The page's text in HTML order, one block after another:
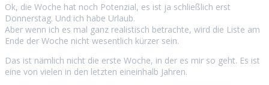
Ok, die Woche hat noch Potenzial, es ist ja schließlich erst
Donnerstag. Und ich habe Urlaub.
Aber wenn ich es mal ganz realistisch betrachte, wird die Liste am
Ende der Woche nicht wesentlich kürzer sein.
Das ist nämlich nicht die erste Woche, in der es mir so geht. Es ist
eine von vielen in den letzten eineinhalb Jahren.